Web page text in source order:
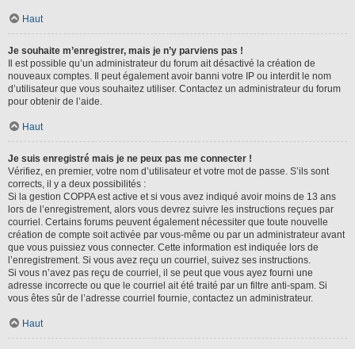
Haut
Je souhaite m’enregistrer, mais je n’y parviens pas !
Il est possible qu’un administrateur du forum ait désactivé la création de
nouveaux comptes. Il peut également avoir banni votre IP ou interdit le nom
d’utilisateur que vous souhaitez utiliser. Contactez un administrateur du forum
pour obtenir de l’aide.
Haut
Je suis enregistré mais je ne peux pas me connecter !
Vérifiez, en premier, votre nom d’utilisateur et votre mot de passe. S’ils sont
corrects, il y a deux possibilités :
Si la gestion COPPA est active et si vous avez indiqué avoir moins de 13 ans
lors de l’enregistrement, alors vous devrez suivre les instructions reçues par
courriel. Certains forums peuvent également nécessiter que toute nouvelle
création de compte soit activée par vous-même ou par un administrateur avant
que vous puissiez vous connecter. Cette information est indiquée lors de
l’enregistrement. Si vous avez reçu un courriel, suivez ses instructions.
Si vous n’avez pas reçu de courriel, il se peut que vous ayez fourni une
adresse incorrecte ou que le courriel ait été traité par un filtre anti-spam. Si
vous êtes sûr de l’adresse courriel fournie, contactez un administrateur.
Haut